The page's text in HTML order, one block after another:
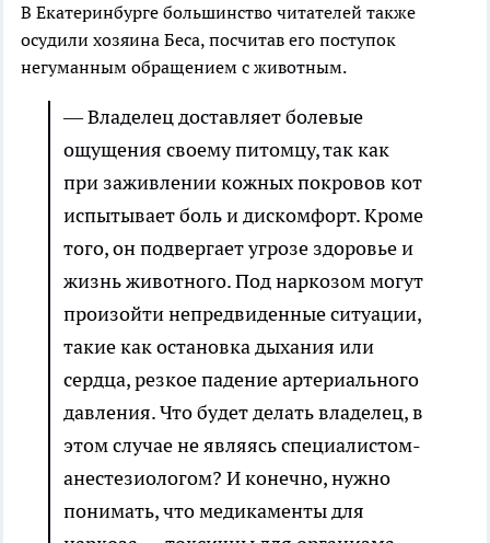
В Екатеринбурге большинство читателей также
осудили хозяина Беса, посчитав его поступок
негуманным обращением с животным.
— Владелец доставляет болевые
ощущения своему питомцу, так как
при заживлении кожных покровов кот
испытывает боль и дискомфорт. Кроме
того, он подвергает угрозе здоровье и
жизнь животного. Под наркозом могут
произойти непредвиденные ситуации,
такие как остановка дыхания или
сердца, резкое падение артериального
давления. Что будет делать владелец, в
этом случае не являясь специалистом-
анестезиологом? И конечно, нужно
понимать, что медикаменты для